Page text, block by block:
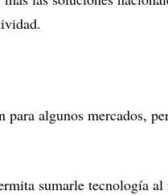
algunos mercados,
sumarle tecnología